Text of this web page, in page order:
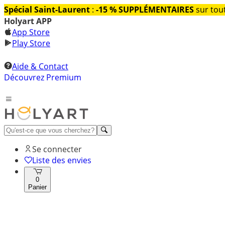
Spécial Saint-Laurent : -15 % SUPPLÉMENTAIRESsur
Holyart APP
App Store
Play Store
Aide & Contact
Découvrez Premium
Se connecter
Liste des envies
0
Panier